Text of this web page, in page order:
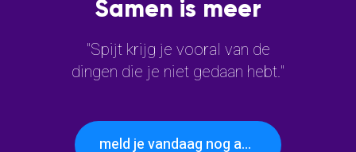
Samen is meer
"Spijt krijg je vooral van de
dingen die je niet gedaan hebt."
meld je vandaag nog aan